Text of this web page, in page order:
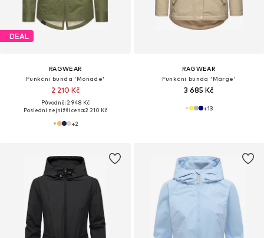
DEAL
RAGWEAR
Funkční bunda 'Monade'
2 210 Kč
Původně: 2 948 Kč
Poslední nejnižší cena:2 210 Kč
+2
RAGWEAR
Funkční bunda 'Marge'
3 685 Kč
+13